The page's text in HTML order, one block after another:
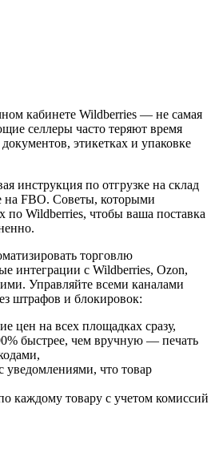
кабинете Wildberries — не самая
селлеры часто теряют время
этикетках и упаковке
инструкция по отгрузке на склад
на FBO. Советы, которыми
по Wildberries, чтобы ваша поставка
торговлю
интеграции с Wildberries, Ozon,
Управляйте всеми каналами
штрафов и блокировок:
цен на всех площадках сразу,
быстрее, чем вручную — печать
уведомлениями, что товар
каждому товару с учетом комиссий